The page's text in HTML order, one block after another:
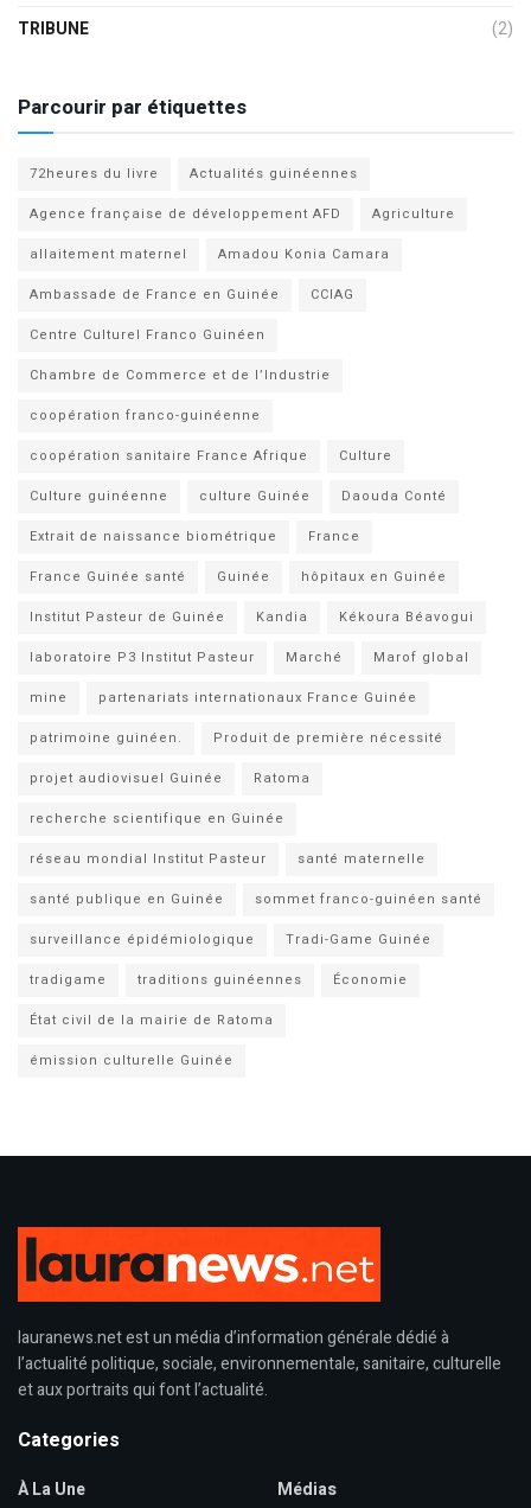
TRIBUNE
(2)
Parcourir par étiquettes
72heures du livre
Actualités guinéennes
Agence française de développement AFD
Agriculture
allaitement maternel
Amadou Konia Camara
Ambassade de France en Guinée
CCIAG
Centre Culturel Franco Guinéen
Chambre de Commerce et de l’Industrie
coopération franco-guinéenne
coopération sanitaire France Afrique
Culture
Culture guinéenne
culture Guinée
Daouda Conté
Extrait de naissance biométrique
France
France Guinée santé
Guinée
hôpitaux en Guinée
Institut Pasteur de Guinée
Kandia
Kékoura Béavogui
laboratoire P3 Institut Pasteur
Marché
Marof global
mine
partenariats internationaux France Guinée
patrimoine guinéen.
Produit de première nécessité
projet audiovisuel Guinée
Ratoma
recherche scientifique en Guinée
réseau mondial Institut Pasteur
santé maternelle
santé publique en Guinée
sommet franco-guinéen santé
surveillance épidémiologique
Tradi-Game Guinée
tradigame
traditions guinéennes
Économie
État civil de la mairie de Ratoma
émission culturelle Guinée
lauranews.net est un média d’information générale dédié à
l’actualité politique, sociale, environnementale, sanitaire, culturelle
et aux portraits qui font l’actualité.
Categories
À La Une
Médias